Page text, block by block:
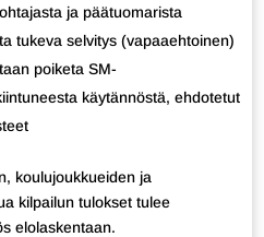
ja päätuomarista
tukeva selvitys (vapaaehtoinen)
poiketa SM-
käytännöstä, ehdotetut
koulujoukkueiden ja
kilpailun tulokset tulee
elolaskentaan.